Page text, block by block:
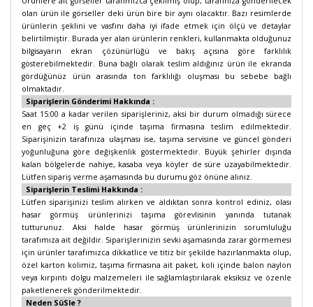
olan ürün ile görseller deki ürün bire bir aynı olacaktır. Bazı resimlerde
ürünlerin şeklini ve vasfını daha iyi ifade etmek için ölçü ve detaylar
belirtilmiştir. Burada yer alan ürünlerin renkleri, kullanmakta olduğunuz
bilgisayarın ekran çözünürlüğü ve bakış açısına göre farklılık
gösterebilmektedir. Buna bağlı olarak teslim aldığınız ürün ile ekranda
gördüğünüz ürün arasında ton farklılığı oluşması bu sebebe bağlı
olmaktadır.
Siparişlerin Gönderimi Hakkında :
Saat 15:00 a kadar verilen siparişleriniz, aksi bir durum olmadığı sürece
en geç +2 iş günü içinde taşıma firmasına teslim edilmektedir.
Siparişinizin tarafınıza ulaşması ise, taşıma servisine ve güncel gönderi
yoğunluğuna göre değişkenlik göstermektedir. Büyük şehirler dışında
kalan bölgelerde nahiye, kasaba veya köyler de süre uzayabilmektedir.
Lütfen sipariş verme aşamasında bu durumu göz önüne alınız.
Siparişlerin Teslimi Hakkında :
Lütfen siparişinizi teslim alırken ve aldıktan sonra kontrol ediniz, olası
hasar görmüş ürünlerinizi taşıma görevlisinin yanında tutanak
tutturunuz. Aksi halde hasar görmüş ürünlerinizin sorumluluğu
tarafımıza ait değildir. Siparişlerinizin sevki aşamasında zarar görmemesi
için ürünler tarafımızca dikkatlice ve titiz bir şekilde hazırlanmakta olup,
özel karton kolimiz, taşıma firmasına ait paket, koli içinde balon naylon
veya kırpıntı dolgu malzemeleri ile sağlamlaştırılarak eksiksiz ve özenle
paketlenerek gönderilmektedir.
Neden SüSle ?